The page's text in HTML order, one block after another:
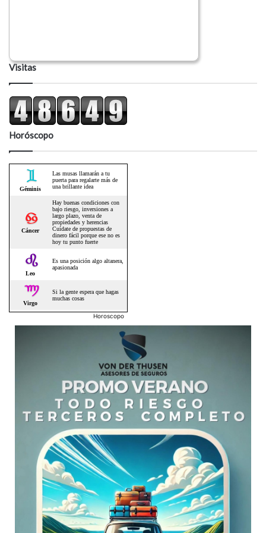
Visitas
Horóscopo
Horoscopo